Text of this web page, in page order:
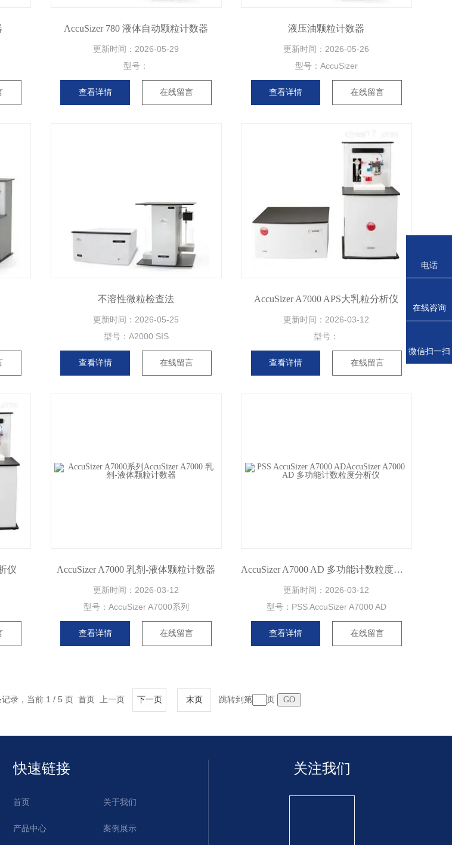
AccuSizer 780 液体自动颗粒计数器
更新时间： 2026-05-29
型号：
查看详情 在线留言
液压油颗粒计数器
更新时间： 2026-05-26
型号： AccuSizer
查看详情 在线留言
不溶性微粒检查法
更新时间： 2026-05-25
型号： A2000 SIS
查看详情 在线留言
AccuSizer A7000 APS大乳粒分析仪
更新时间： 2026-03-12
型号：
查看详情 在线留言
仪 AccuSizer A7000 乳剂-液体颗粒计数器
更新时间： 2026-03-12
型号： AccuSizer A7000系列
查看详情 在线留言
AccuSizer A7000 AD 多功能计数粒度分析仪
更新时间： 2026-03-12
型号： PSS AccuSizer A7000 AD
查看详情 在线留言
记录，当前 1 / 5 页 首页 上一页 下一页 末页 跳转到第 页
快速链接
首页 关于我们
产品中心 案例展示
关注我们
电话
在线咨询
微信扫一扫